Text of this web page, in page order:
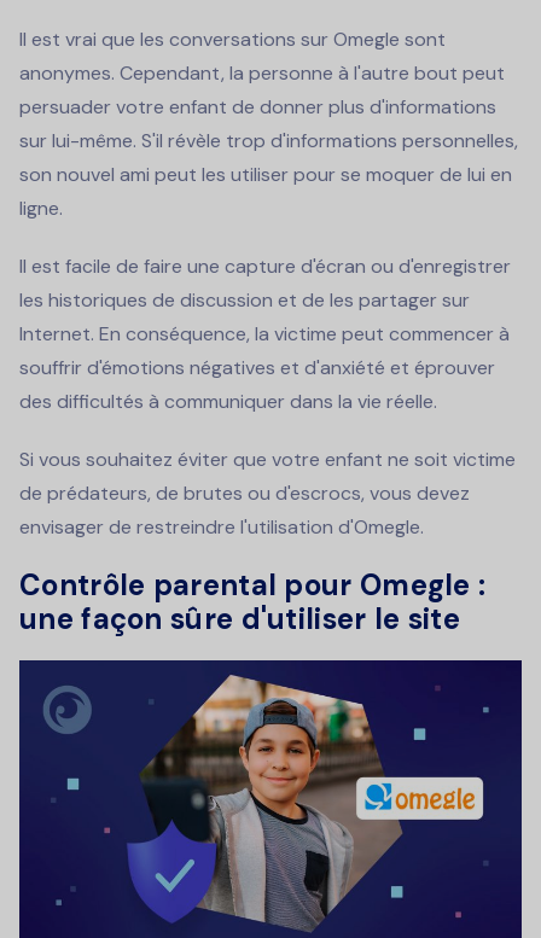
Il est vrai que les conversations sur Omegle sont
anonymes. Cependant, la personne à l'autre bout peut
persuader votre enfant de donner plus d'informations
sur lui-même. S'il révèle trop d'informations personnelles,
son nouvel ami peut les utiliser pour se moquer de lui en
ligne.
Il est facile de faire une capture d'écran ou d'enregistrer
les historiques de discussion et de les partager sur
Internet. En conséquence, la victime peut commencer à
souffrir d'émotions négatives et d'anxiété et éprouver
des difficultés à communiquer dans la vie réelle.
Si vous souhaitez éviter que votre enfant ne soit victime
de prédateurs, de brutes ou d'escrocs, vous devez
envisager de restreindre l'utilisation d'Omegle.
Contrôle parental pour Omegle :
une façon sûre d'utiliser le site